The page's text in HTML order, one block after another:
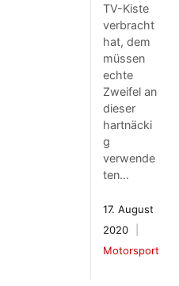
TV-Kiste
verbracht
hat, dem
müssen
echte
Zweifel an
dieser
hartnäcki
g
verwende
ten…
17. August
2020
Motorsport